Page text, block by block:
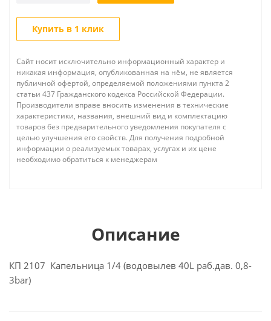
Купить в 1 клик
Сайт носит исключительно информационный характер и
никакая информация, опубликованная на нём, не является
публичной офертой, определяемой положениями пункта 2
статьи 437 Гражданского кодекса Российской Федерации.
Производители вправе вносить изменения в технические
характеристики, названия, внешний вид и комплектацию
товаров без предварительного уведомления покупателя с
целью улучшения его свойств. Для получения подробной
информации о реализуемых товарах, услугах и их цене
необходимо обратиться к менеджерам
Описание
КП 2107 Капельница 1/4 (водовылев 40L раб.дав. 0,8-
3bar)